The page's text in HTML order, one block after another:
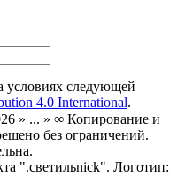
условиях следующей
4.0 International.
» ... » ∞ Копирование и
без ограничений.
".светильnick". Логотип: